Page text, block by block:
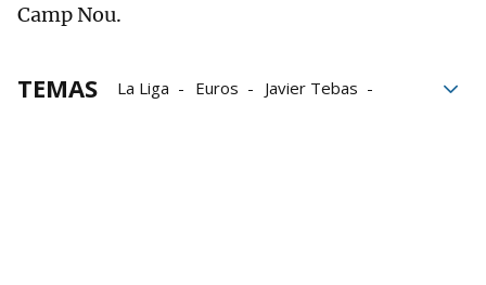
Camp Nou.
TEMAS La Liga Euros
Javier Tebas